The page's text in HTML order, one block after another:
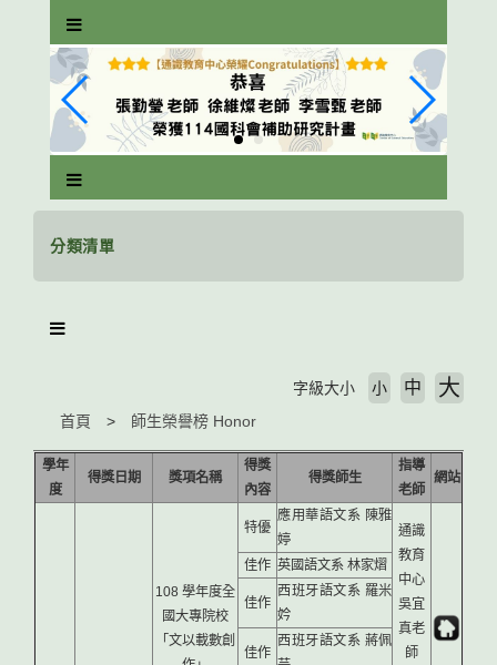
分類清單
首頁 師生榮譽榜 Honor
字級大小 小 中 大
學年
度
得獎日期 獎項名稱
得獎
內容
得獎師生
指導
老師
網站
108 學年度全
國大專院校
「文以載數創
特優
應用華語文系 陳雅
婷
通識
教育
中心
吳宜
真老
師
佳作 英國語文系 林家熠
佳作
西班牙語文系 羅米
妗
佳作
西班牙語文系 蔣佩